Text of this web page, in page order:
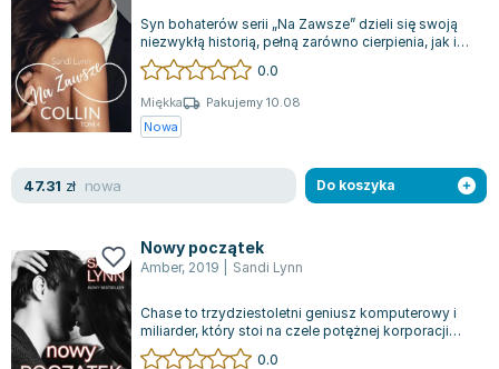
Syn bohaterów serii „Na Zawsze” dzieli się swoją
niezwykłą historią, pełną zarówno cierpienia, jak i
miłości. Collin Black, potome...
0.0
Miękka
Pakujemy 10.08
Nowa
47.31 zł nowa Do koszyka
Nowy początek
Amber, 2019 Sandi Lynn
Chase to trzydziestoletni geniusz komputerowy i
miliarder, który stoi na czele potężnej korporacji
technologicznej. Jego życie peł...
0.0